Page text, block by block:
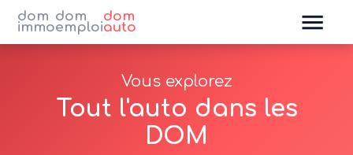
dom
immo
dom
emploi
dom
auto
Vous explorez
Tout l'auto dans les
DOM